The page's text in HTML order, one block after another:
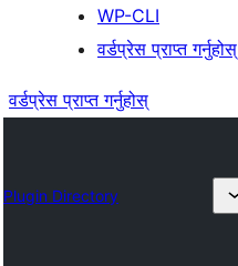
WP-CLI
वर्डप्रेस प्राप्त गर्नुहोस्
वर्डप्रेस प्राप्त गर्नुहोस्
Plugin Directory